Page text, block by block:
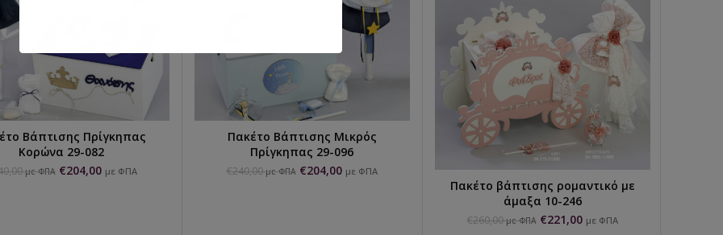
ΕΠΙΛΟΓΉ...
Βάπτισης Πρίγκηπας
Κορώνα 29-082
με ΦΠΑ €204,00 με ΦΠΑ
ΕΠΙΛΟΓΉ...
Πακέτο Βάπτισης Μικρός
Πρίγκηπας 29-096
€240,00 με ΦΠΑ €204,00 με ΦΠΑ
ΕΠΙΛΟΓΉ...
Πακέτο βάπτισης ρομαντικό με
άμαξα 10-246
€260,00 με ΦΠΑ €221,00 με ΦΠΑ